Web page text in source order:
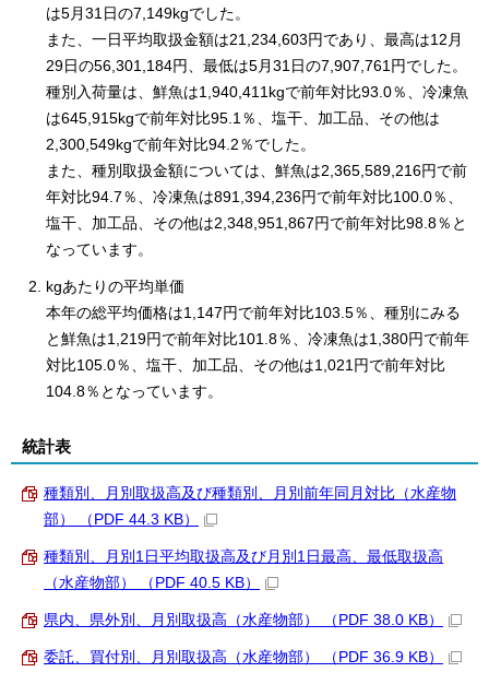
は5月31日の7,149kgでした。
また、一日平均取扱金額は21,234,603円であり、最高は12月
29日の56,301,184円、最低は5月31日の7,907,761円でした。
種別入荷量は、鮮魚は1,940,411kgで前年対比93.0％、冷凍魚
は645,915kgで前年対比95.1％、塩干、加工品、その他は
2,300,549kgで前年対比94.2％でした。
また、種別取扱金額については、鮮魚は2,365,589,216円で前
年対比94.7％、冷凍魚は891,394,236円で前年対比100.0％、
塩干、加工品、その他は2,348,951,867円で前年対比98.8％と
なっています。
kgあたりの平均単価
本年の総平均価格は1,147円で前年対比103.5％、種別にみる
と鮮魚は1,219円で前年対比101.8％、冷凍魚は1,380円で前年
対比105.0％、塩干、加工品、その他は1,021円で前年対比
104.8％となっています。
統計表
種類別、月別取扱高及び種類別、月別前年同月対比（水産物
部） （PDF 44.3 KB）
種類別、月別1日平均取扱高及び月別1日最高、最低取扱高
（水産物部） （PDF 40.5 KB）
県内、県外別、月別取扱高（水産物部） （PDF 38.0 KB）
委託、買付別、月別取扱高（水産物部） （PDF 36.9 KB）